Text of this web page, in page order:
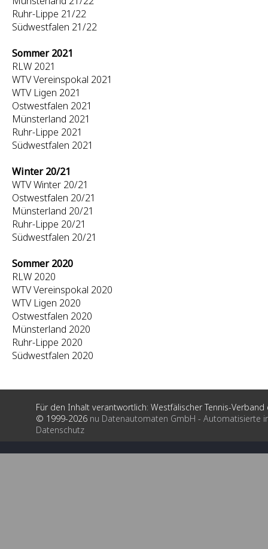
Ruhr-Lippe 21/22
Südwestfalen 21/22
Sommer 2021
RLW 2021
WTV Vereinspokal 2021
WTV Ligen 2021
Ostwestfalen 2021
Münsterland 2021
Ruhr-Lippe 2021
Südwestfalen 2021
Winter 20/21
WTV Winter 20/21
Ostwestfalen 20/21
Münsterland 20/21
Ruhr-Lippe 20/21
Südwestfalen 20/21
Sommer 2020
RLW 2020
WTV Vereinspokal 2020
WTV Ligen 2020
Ostwestfalen 2020
Münsterland 2020
Ruhr-Lippe 2020
Südwestfalen 2020
Für den Inhalt verantwortlich: Westfälischer Tennis-Verband
© 1999-2026 nu Datenautomaten GmbH - Automatisierte
Datenschutz